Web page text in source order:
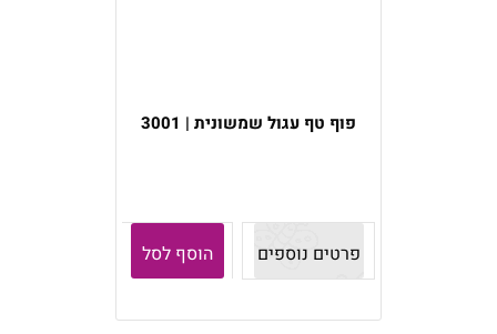
פוף טף עגול שמשונית | 3001
פרטים נוספים הוסף לסל